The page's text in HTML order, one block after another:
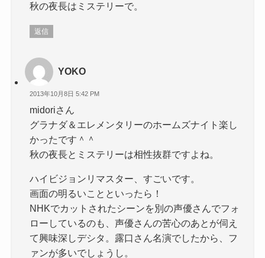
秋の夜長はミステリーで。
返信
YOKO
2013年10月8日 5:42 PM
midoriさん
グラナダ＆エレメンタリーのホームズナイト楽し
かったです＾＾
秋の夜長とミステリーは相性抜群ですよね。
ハイビジョンリマスター、すごいです。
画面の明るいことといったら！
NHKでカットされたシーンを別の声優さんでフォ
ローしているのも、声優さんの苦心のあとが伺え
て興味深しデシタ。露口さん名演でしたから、フ
ァンが多いでしょうし。